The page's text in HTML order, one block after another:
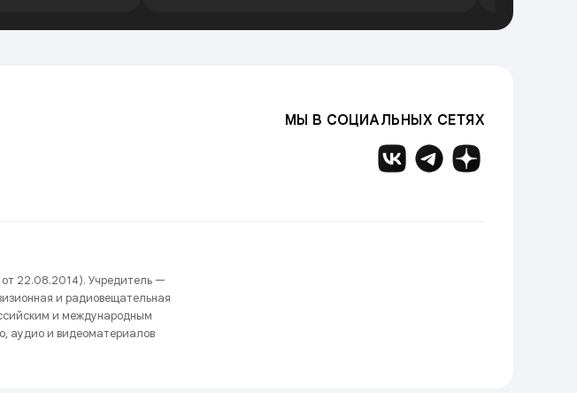
МЫ В СОЦИАЛЬНЫХ СЕТЯХ
22.08.2014). Учредитель —
и радиовещательная
и международным
аудио и видеоматериалов